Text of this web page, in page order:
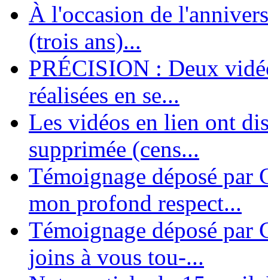
En 2004, une dizaine de personnes contribuèrent au lancement de
dernières années. L'aventure se pou...
À l'occasion de
(trois ans)...
PRÉCISION : Deux
réalisées en se...
Les vidéos en lien ont
supprimée (cens...
Témoignage déposé par
mon profond respect...
Témoignage déposé par
joins à vous tou-...